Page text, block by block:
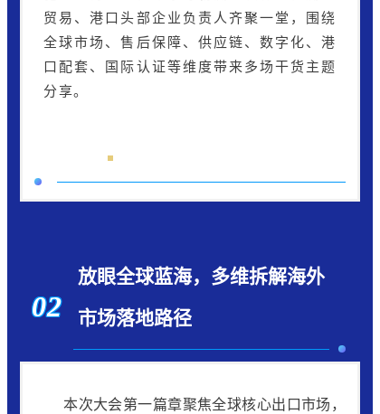
贸易、港口头部企业负责人齐聚一堂，围绕
全球市场、售后保障、供应链、数字化、港
口配套、国际认证等维度带来多场干货主题
分享。
02
放眼全球蓝海，多维拆解海外
市场落地路径
本次大会第一篇章聚焦全球核心出口市场，